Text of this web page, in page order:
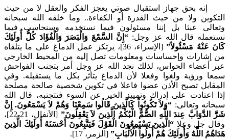
جهاز استقبال صوتي يعجز الفكر والعقل لا من حيث
ولا من حيث القدرة أو الكفاءة.. وما خلقه الله سبحانه
عبثا بل إننا مسئولون فيما نستخدمه وسنحاسب فيما
قال الله عز وجل:“إِنَّ السَّمْعَ وَالْبَصَرَ وَالْفُؤَادَ كُلُّ أُولَئِكَ
مَسْئُولاً”
[الاِسراء، 36]، يرتكز عمل الدماغ على ما يتلقاه
وإحساسات ومعلومات تصل إليه من المحيط الخارجي
الحواس، لذلك نجد الله عز وجل أمر بتجنب الفواحش
ورؤية ولغوا وفعلا لأن الدماغ يتأثر بكل ما يستقبله. وفي
تصبح الأذن عضوا فاعلا في تكوين شخصية صالحة مصلحة
على إدراك وتمييز الخير عن السوء فتتجنبه، قال الله
وتعالى:“وَلاَ تَكُونُواْ كَالَّذِينَ قَالُوا سَمِعْنَا وَهُمْ لاَ يَسْمَعُونَ. إِنَّ
عِندَ اللَّهِ الصُّمُّ الْبُكْمُ الَّذِينَ لاَ يَعْقِلُونَ”
[الاَنفال، 21-22]،
جل وعلا “الَّذِينَ يَسْتَمِعُونَ الْقَوْلَ فَيَتَّبِعُونَ أَحْسَنَهُ أُولَئِكَ الَّذِينَ
اللَّهُ وَأُولَئِكَ هُمْ أُولُواْ الْاَلْبَابِ”[الزمر، 17].